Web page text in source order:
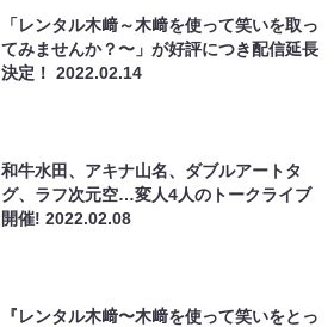
「レンタル木﨑～木﨑を使って笑いを取っ
てみませんか？〜」が好評につき配信延長
決定！2022.02.14
和牛水田、アキナ山名、ダブルアートタ
グ、ラフ次元空…変人4人のトークライブ
開催!2022.02.08
『レンタル木﨑〜木﨑を使って笑いをとっ